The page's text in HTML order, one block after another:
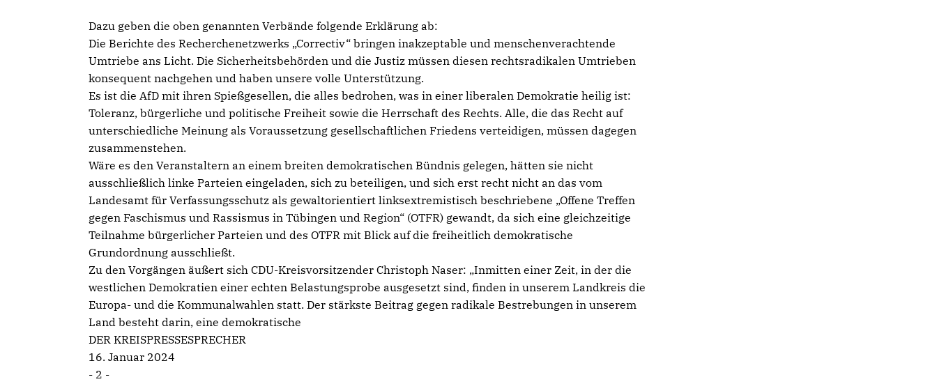
Dazu geben die oben genannten Verbände folgende Erklärung ab:
Die Berichte des Recherchenetzwerks „Correctiv“ bringen inakzeptable und menschenverachtende
Umtriebe ans Licht. Die Sicherheitsbehörden und die Justiz müssen diesen rechtsradikalen Umtrieben
konsequent nachgehen und haben unsere volle Unterstützung.
Es ist die AfD mit ihren Spießgesellen, die alles bedrohen, was in einer liberalen Demokratie heilig ist:
Toleranz, bürgerliche und politische Freiheit sowie die Herrschaft des Rechts. Alle, die das Recht auf
unterschiedliche Meinung als Voraussetzung gesellschaftlichen Friedens verteidigen, müssen dagegen
zusammenstehen.
Wäre es den Veranstaltern an einem breiten demokratischen Bündnis gelegen, hätten sie nicht
ausschließlich linke Parteien eingeladen, sich zu beteiligen, und sich erst recht nicht an das vom
Landesamt für Verfassungsschutz als gewaltorientiert linksextremistisch beschriebene „Offene Treffen
gegen Faschismus und Rassismus in Tübingen und Region“ (OTFR) gewandt, da sich eine gleichzeitige
Teilnahme bürgerlicher Parteien und des OTFR mit Blick auf die freiheitlich demokratische
Grundordnung ausschließt.
Zu den Vorgängen äußert sich CDU-Kreisvorsitzender Christoph Naser: „Inmitten einer Zeit, in der die
westlichen Demokratien einer echten Belastungsprobe ausgesetzt sind, finden in unserem Landkreis die
Europa- und die Kommunalwahlen statt. Der stärkste Beitrag gegen radikale Bestrebungen in unserem
Land besteht darin, eine demokratische
DER KREISPRESSESPRECHER
16. Januar 2024
- 2 -